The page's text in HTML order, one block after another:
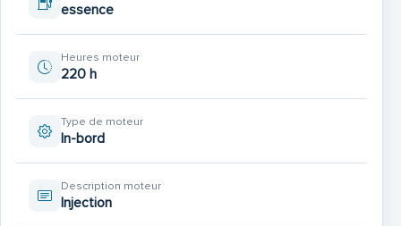
essence
Heures moteur
220 h
Type de moteur
In-bord
Description moteur
Injection